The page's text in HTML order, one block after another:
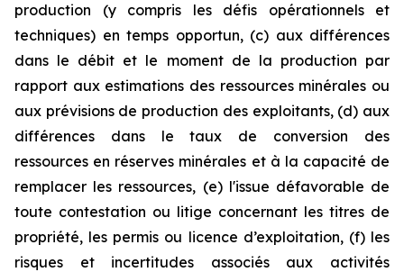
production (y compris les défis opérationnels et
techniques) en temps opportun, (c) aux différences
dans le débit et le moment de la production par
rapport aux estimations des ressources minérales ou
aux prévisions de production des exploitants, (d) aux
différences dans le taux de conversion des
ressources en réserves minérales et à la capacité de
remplacer les ressources, (e) l'issue défavorable de
toute contestation ou litige concernant les titres de
propriété, les permis ou licence d’exploitation, (f) les
risques et incertitudes associés aux activités